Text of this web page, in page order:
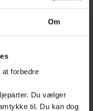
Om
forbedre
Du vælger
til. Du kan dog
pga.